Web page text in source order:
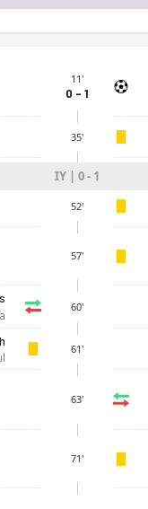
11'
0 - 1
35'
IY | 0 - 1
52'
57'
60'
61'
63'
71'